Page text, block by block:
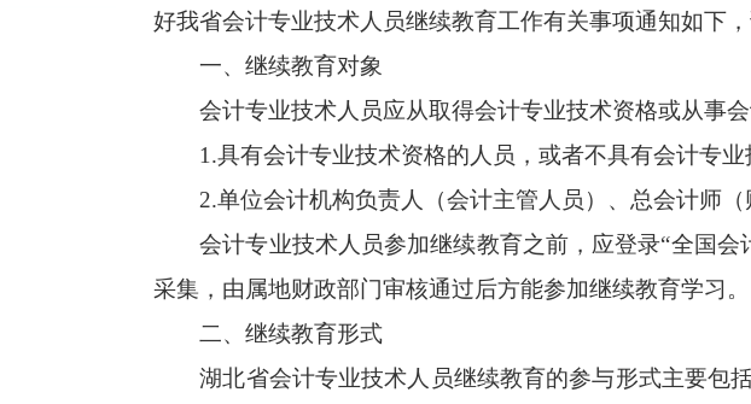
好我省会计专业技术人员继续教育工作有关事项通知如下
一、继续教育对象
会计专业技术人员应从取得会计专业技术资格或从事会
1.具有会计专业技术资格的人员，或者不具有会计专业
2.单位会计机构负责人（会计主管人员）、总会计师（
会计专业技术人员参加继续教育之前，应登录“全国会计
采集，由属地财政部门审核通过后方能参加继续教育学习。
二、继续教育形式
湖北省会计专业技术人员继续教育的参与形式主要包